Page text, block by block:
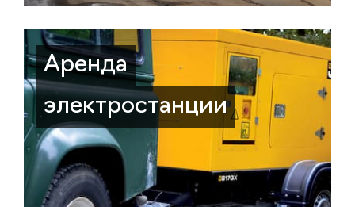
Аренда
электростанции